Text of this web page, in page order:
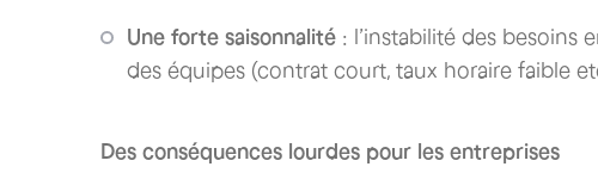
Une forte saisonnalité : l’instabilité des besoins
des équipes (contrat court, taux horaire faible
Des conséquences lourdes pour les entreprises